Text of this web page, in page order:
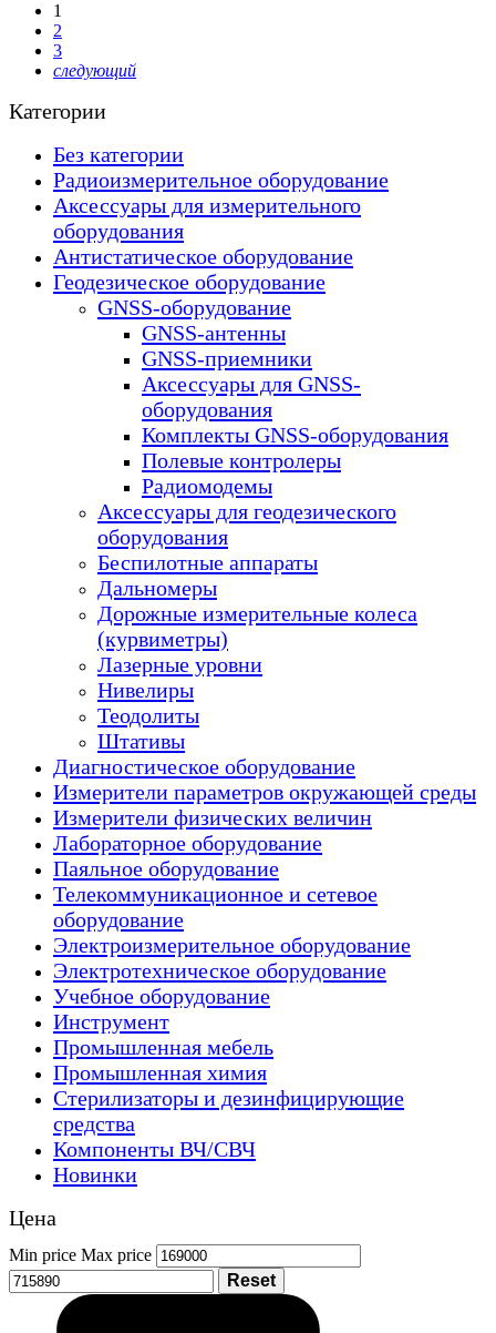
1
2
3
следующий
Категории
Без категории
Радиоизмерительное оборудование
Аксессуары для измерительного
оборудования
Антистатическое оборудование
Геодезическое оборудование
GNSS-оборудование
GNSS-антенны
GNSS-приемники
Аксессуары для GNSS-
оборудования
Комплекты GNSS-оборудования
Полевые контролеры
Радиомодемы
Аксессуары для геодезического
оборудования
Беспилотные аппараты
Дальномеры
Дорожные измерительные колеса
(курвиметры)
Лазерные уровни
Нивелиры
Теодолиты
Штативы
Диагностическое оборудование
Измерители параметров окружающей среды
Измерители физических величин
Лабораторное оборудование
Паяльное оборудование
Телекоммуникационное и сетевое
оборудование
Электроизмерительное оборудование
Электротехническое оборудование
Учебное оборудование
Инструмент
Промышленная мебель
Промышленная химия
Стерилизаторы и дезинфицирующие
средства
Компоненты ВЧ/СВЧ
Новинки
Цена
Min price Max price
Reset